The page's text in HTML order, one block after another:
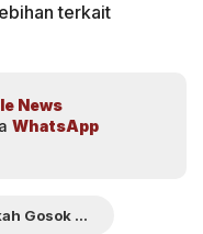
terkait
News
WhatsApp
Apakah Gosok Gigi